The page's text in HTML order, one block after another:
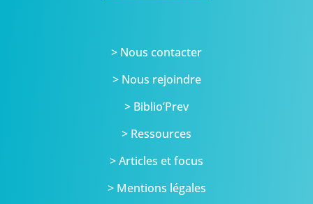
> Nous contacter
> Nous rejoindre
> Biblio’Prev
> Ressources
> Articles et focus
> Mentions légales